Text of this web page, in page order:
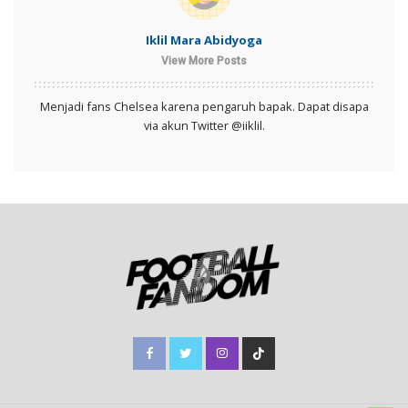
Iklil Mara Abidyoga
View More Posts
Menjadi fans Chelsea karena pengaruh bapak. Dapat disapa
via akun Twitter @iiklil.